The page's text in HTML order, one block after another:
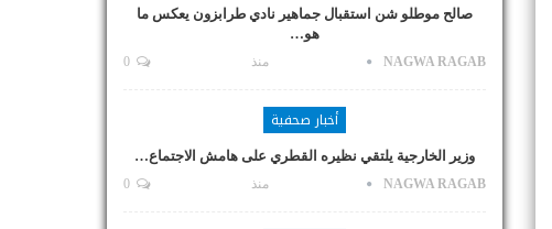
صالح موطلو شن استقبال جماهير نادي طرابزون يعكس ما
هو…
NAGWA RAGAB منذ
أخبار صحفية
وزير الخارجية يلتقي نظيره القطري على هامش الاجتماع…
NAGWA RAGAB منذ